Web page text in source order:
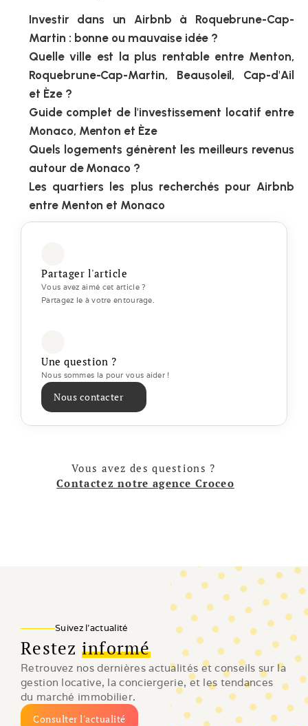
Investir dans un Airbnb à Roquebrune-Cap-
Martin : bonne ou mauvaise idée ?
Quelle ville est la plus rentable entre Menton,
Roquebrune-Cap-Martin, Beausoleil, Cap-d'Ail
et Èze ?
Guide complet de l'investissement locatif entre
Monaco, Menton et Èze
Quels logements génèrent les meilleurs revenus
autour de Monaco ?
Les quartiers les plus recherchés pour Airbnb
entre Menton et Monaco
Partager l'article
Vous avez aimé cet article ?
Partagez le à votre entourage.
Une question ?
Nous sommes la pour vous aider !
Nous contacter
Vous avez des questions ?
Contactez notre agence Croceo
Suivez l'actualité
Restez informé
Retrouvez nos dernières actualités et conseils sur la
gestion locative, la conciergerie, et les tendances
du marché immobilier.
Consulter l'actualité